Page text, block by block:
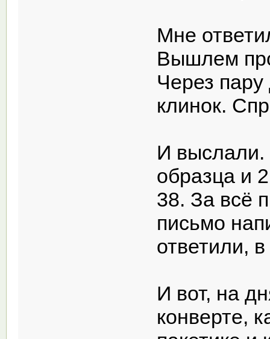
Мне
Вышлем
Через пару
клинок.
И
образца и
38. За всё
письмо
ответили,
И вот, на
конверте,